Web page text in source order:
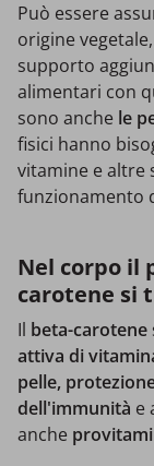
Può essere
origine
supporto
alimentari con
sono anche le
fisici hanno
vitamine e altre
funzionamento
Nel corpo il
carotene si
Il beta-carotene
attiva di
pelle,
dell'immunità e
anche